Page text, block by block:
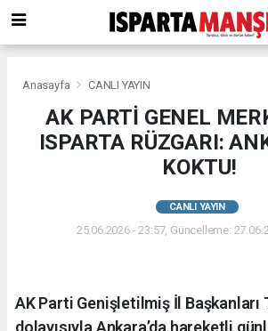
Anasayfa CANLI YAYIN
AK PARTİ GENEL
ISPARTA RÜZGARI:
KOKTU!
CANLI YAYIN
25.06.2026 - 23:57, Güncelleme:
AK Parti Genişletilmiş İl Başkanları
dolayısıyla Ankara’da hareketli